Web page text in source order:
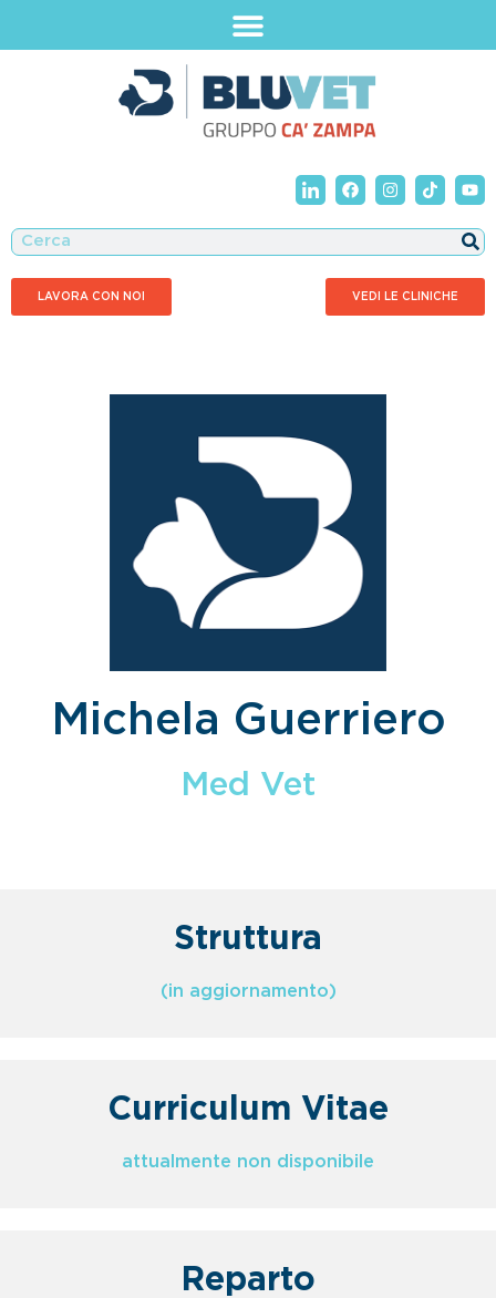
LAVORA CON NOI VEDI LE CLINICHE
Michela Guerriero
Med Vet
Struttura
(in aggiornamento)
Curriculum Vitae
attualmente non disponibile
Reparto